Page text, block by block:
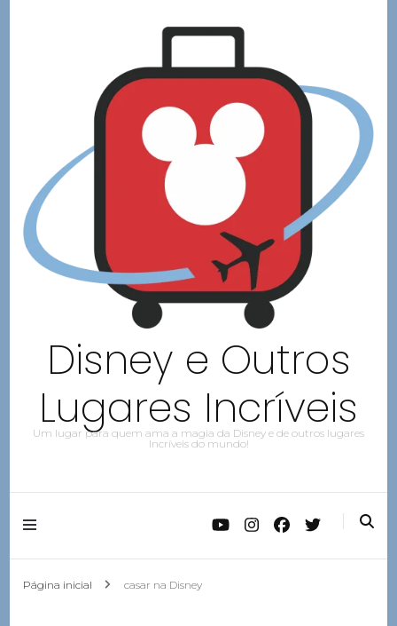
Disney e Outros
Lugares Incríveis
Um lugar para quem ama a magia da Disney e de outros lugares
Incríveis do mundo!
Página inicial casar na Disney